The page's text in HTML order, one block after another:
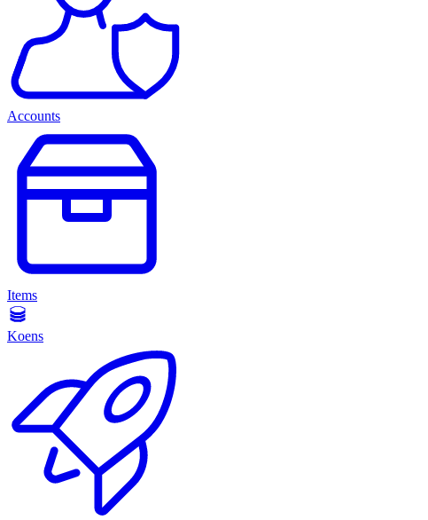
Accounts
Items
Koens